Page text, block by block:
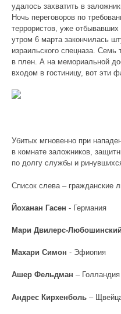
удалось захватить в
Ночь переговоров по
террористов, уже отбывавших
утром 6 марта закончилась
израильского спецназа.
в плен. А на мемориальной
входом в гостиницу, вот эти
Убитых мгновенно при
в комнате заложников,
по долгу службы и
Список слева – гражданские
Йоханан Гасен - Германия
Мари Двилерс-Любошинский
Махари Симон - Эфиопия
Ашер Фельдман – Голландия
Андрес Кирхенболь –